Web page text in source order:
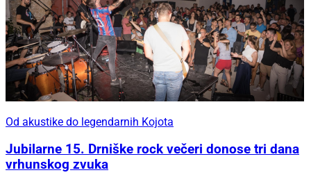
Od akustike do legendarnih Kojota
Jubilarne 15. Drniške rock večeri donose tri dana
vrhunskog zvuka